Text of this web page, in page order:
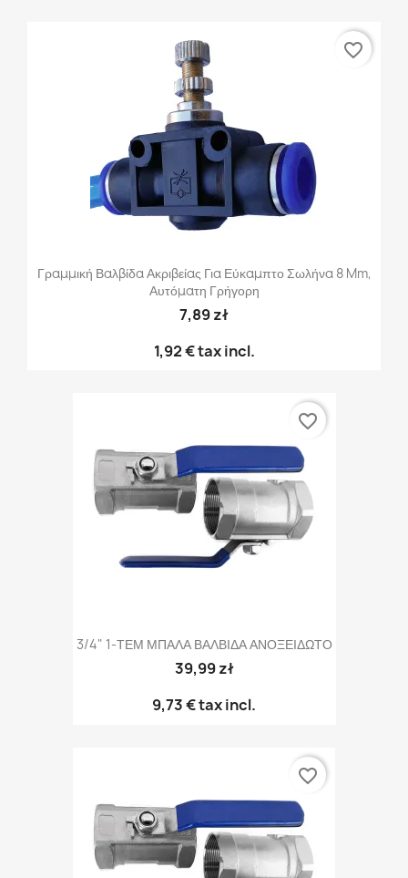
Γραμμική Βαλβίδα Ακριβείας Για Εύκαμπτο Σωλήνα 8 Mm,
Αυτόματη Γρήγορη
7,89 zł
1,92 €tax incl.
favorite_border
3/4" 1-ΤΕΜ ΜΠΑΛΑ ΒΑΛΒΙΔΑ ΑΝΟΞΕΙΔΩΤΟ
39,99 zł
9,73 €tax incl.
favorite_border
favorite_border